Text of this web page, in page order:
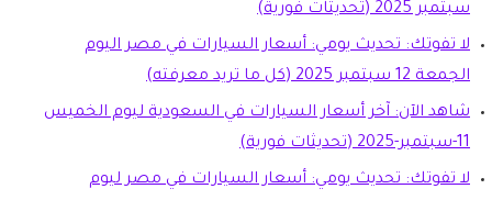
سبتمبر 2025 (تحديثات فورية)
لا تفوتك: تحديث يومي: أسعار السيارات في مصر اليوم
الجمعة 12 سبتمبر 2025 (كل ما تريد معرفته)
شاهد الآن: آخر أسعار السيارات في السعودية ليوم الخميس
11-سبتمبر-2025 (تحديثات فورية)
لا تفوتك: تحديث يومي: أسعار السيارات في مصر ليوم